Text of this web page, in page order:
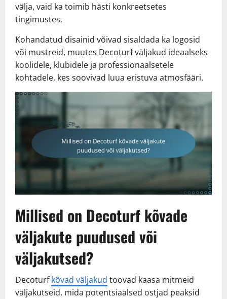
välja, vaid ka toimib hästi konkreetsetes
tingimustes.
Kohandatud disainid võivad sisaldada ka logosid
või mustreid, muutes Decoturf väljakud ideaalseks
koolidele, klubidele ja professionaalsetele
kohtadele, kes soovivad luua eristuva atmosfääri.
Millised on Decoturf kõvade
väljakute puudused või
väljakutsed?
Decoturfkõvad väljakud toovad kaasa mitmeid
väljakutseid, mida potentsiaalsed ostjad peaksid